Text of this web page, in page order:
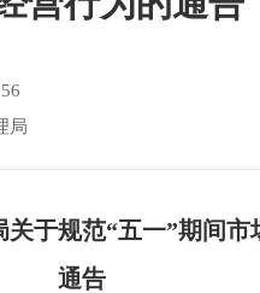
局
关于规范“五一”期间市
通告